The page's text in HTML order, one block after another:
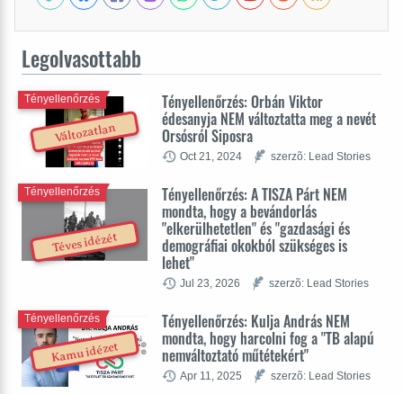
Legolvasottabb
Változatlan
Tényellenőrzés: Orbán Viktor
édesanyja NEM változtatta meg a nevét
Orsósról Siposra
Tényellenőrzés
Oct 21, 2024 szerzõ: Lead Stories
Téves idézét
Tényellenőrzés: A TISZA Párt NEM
mondta, hogy a bevándorlás
"elkerülhetetlen" és "gazdasági és
demográfiai okokból szükséges is
lehet"
Tényellenőrzés
Jul 23, 2026 szerzõ: Lead Stories
Kamu idézet
Tényellenőrzés: Kulja András NEM
mondta, hogy harcolni fog a "TB alapú
nemváltoztató műtétekért"
Tényellenőrzés
Apr 11, 2025 szerzõ: Lead Stories